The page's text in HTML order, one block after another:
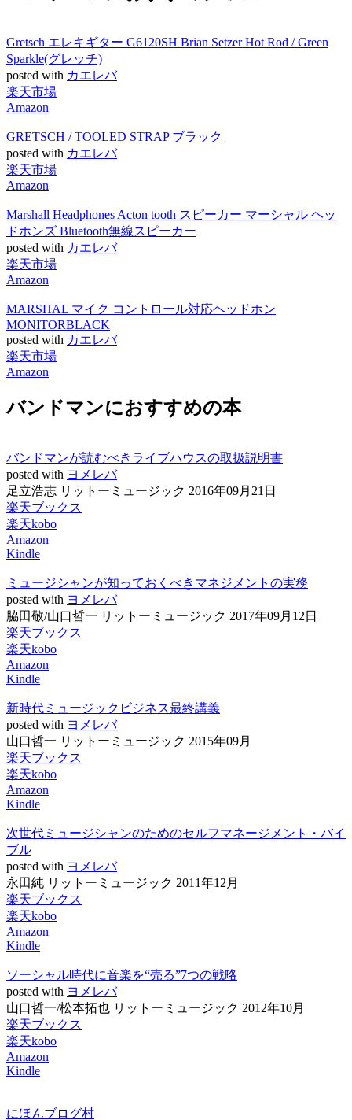
Gretsch エレキギター G6120SH Brian Setzer Hot Rod / Green
Sparkle(グレッチ)
posted with カエレバ
楽天市場
Amazon
GRETSCH / TOOLED STRAP ブラック
posted with カエレバ
楽天市場
Amazon
Marshall Headphones Acton tooth スピーカー マーシャル ヘッ
ドホンズ Bluetooth無線スピーカー
posted with カエレバ
楽天市場
Amazon
MARSHAL マイク コントロール対応ヘッドホン
MONITORBLACK
posted with カエレバ
楽天市場
Amazon
バンドマンにおすすめの本
バンドマンが読むべきライブハウスの取扱説明書
posted with ヨメレバ
足立浩志 リットーミュージック 2016年09月21日
楽天ブックス
楽天kobo
Amazon
Kindle
ミュージシャンが知っておくべきマネジメントの実務
posted with ヨメレバ
脇田敬/山口哲一 リットーミュージック 2017年09月12日
楽天ブックス
楽天kobo
Amazon
Kindle
新時代ミュージックビジネス最終講義
posted with ヨメレバ
山口哲一 リットーミュージック 2015年09月
楽天ブックス
楽天kobo
Amazon
Kindle
次世代ミュージシャンのためのセルフマネージメント・バイ
ブル
posted with ヨメレバ
永田純 リットーミュージック 2011年12月
楽天ブックス
楽天kobo
Amazon
Kindle
ソーシャル時代に音楽を“売る”7つの戦略
posted with ヨメレバ
山口哲一/松本拓也 リットーミュージック 2012年10月
楽天ブックス
楽天kobo
Amazon
Kindle
にほんブログ村